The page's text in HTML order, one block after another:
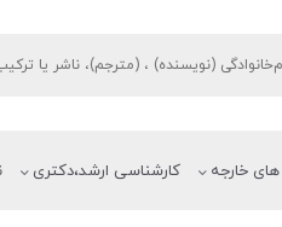
های خارجه کارشناسی ارشد،دکتری